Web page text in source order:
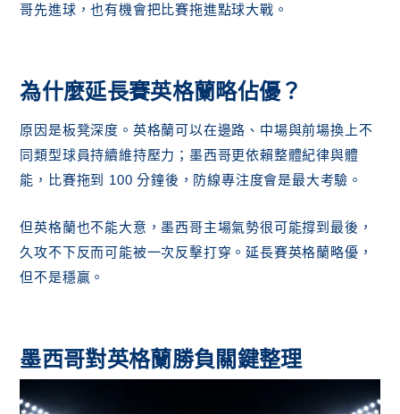
哥先進球，也有機會把比賽拖進點球大戰。
為什麼延長賽英格蘭略佔優？
原因是板凳深度。英格蘭可以在邊路、中場與前場換上不
同類型球員持續維持壓力；墨西哥更依賴整體紀律與體
能，比賽拖到 100 分鐘後，防線專注度會是最大考驗。
但英格蘭也不能大意，墨西哥主場氣勢很可能撐到最後，
久攻不下反而可能被一次反擊打穿。延長賽英格蘭略優，
但不是穩贏。
墨西哥對英格蘭勝負關鍵整理